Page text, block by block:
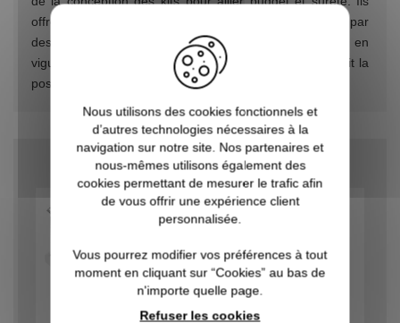
offrent le même niveau de sécurité que ceux installés par
des professionnels et respectent toutes les normes en
vigueur. Vous aurez également la satisfaction d’avoir fait la
pose soi-même en plus.
Nous utilisons des cookies fonctionnels et
d’autres technologies nécessaires à la
navigation sur notre site. Nos partenaires et
nous-mêmes utilisons également des
cookies permettant de mesurer le trafic afin
de vous offrir une expérience client
personnalisée.
Vous pourrez modifier vos préférences à tout
moment en cliquant sur “Cookies” au bas de
n'importe quelle page.
Refuser les cookies